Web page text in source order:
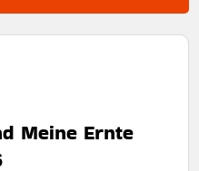
Meine Ernte